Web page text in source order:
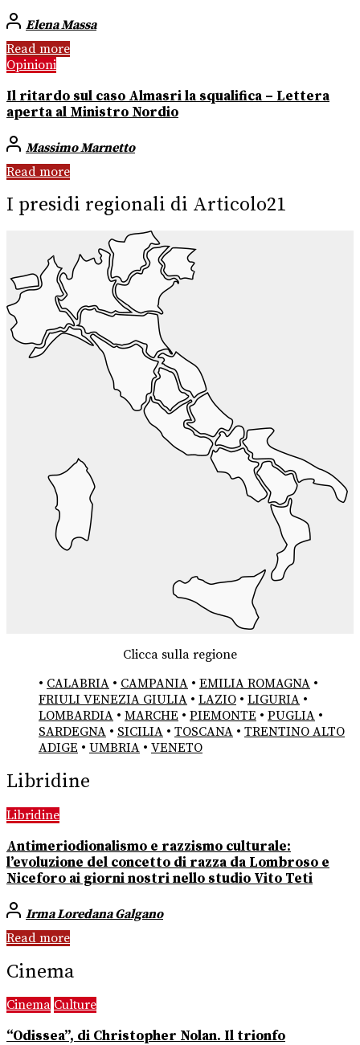
Elena Massa
Read more
Opinioni
Il ritardo sul caso Almasri la squalifica – Lettera
aperta al Ministro Nordio
Massimo Marnetto
Read more
I presidi regionali di Articolo21
Clicca sulla regione
• CALABRIA • CAMPANIA • EMILIA ROMAGNA •
FRIULI VENEZIA GIULIA • LAZIO • LIGURIA •
LOMBARDIA • MARCHE • PIEMONTE • PUGLIA •
SARDEGNA • SICILIA • TOSCANA • TRENTINO ALTO
ADIGE • UMBRIA • VENETO
Libridine
Libridine
Antimeriodionalismo e razzismo culturale:
l’evoluzione del concetto di razza da Lombroso e
Niceforo ai giorni nostri nello studio Vito Teti
Irma Loredana Galgano
Read more
Cinema
Cinema Culture
“Odissea”, di Christopher Nolan. Il trionfo